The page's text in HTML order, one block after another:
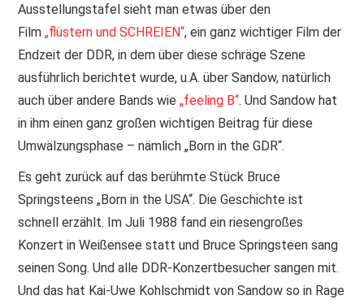
Ausstellungstafel sieht man etwas über den
Film„flüstern und SCHREIEN“, ein ganz wichtiger Film der
Endzeit der DDR, in dem über diese schräge Szene
ausführlich berichtet wurde, u.A. über Sandow, natürlich
auch über andere Bands wie„feeling B“. Und Sandow hat
in ihm einen ganz großen wichtigen Beitrag für diese
Umwälzungsphase – nämlich „Born in the GDR“.
Es geht zurück auf das berühmte Stück Bruce
Springsteens „Born in the USA“. Die Geschichte ist
schnell erzählt. Im Juli 1988 fand ein riesengroßes
Konzert in Weißensee statt und Bruce Springsteen sang
seinen Song. Und alle DDR-Konzertbesucher sangen mit.
Und das hat Kai-Uwe Kohlschmidt von Sandow so in Rage